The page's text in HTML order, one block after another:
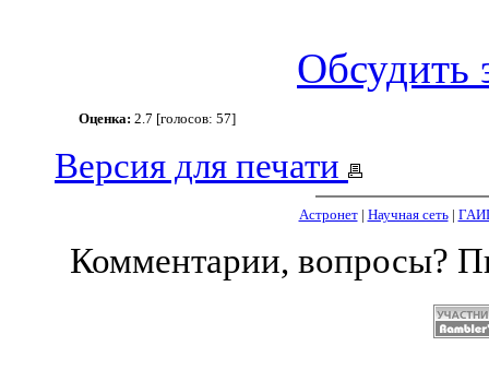
Обсудить
Оценка: 2.7 [голосов: 57]
Версия для печати
Астронет| Научная сеть|
Комментарии, вопросы?